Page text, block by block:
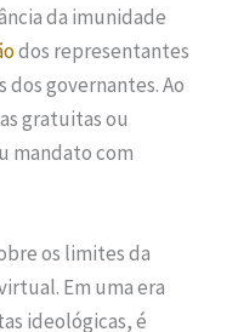
da imunidade
dos representantes
dos governantes. Ao
gratuitas ou
mandato com
os limites da
Em uma era
ideológicas, é